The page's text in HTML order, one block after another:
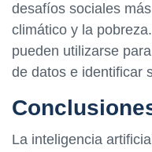
desafíos sociales
climático y la
pueden utilizarse
de datos e identificar
La inteligencia